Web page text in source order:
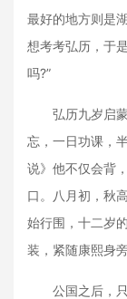
最好的地方则是
想考考弘历，于
吗?”
弘历九岁启蒙
忘，一日功课，
说》他不仅会背
口。八月初，秋
始行围，十二岁
装，紧随康熙身旁
公国之后，只